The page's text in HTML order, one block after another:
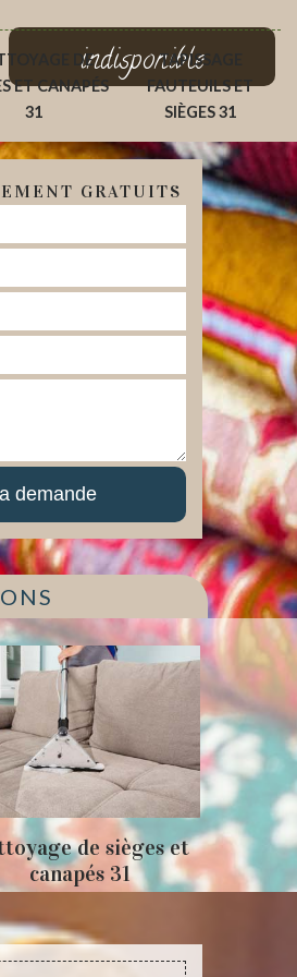
indisponible
DE
ET CANAPÉS
31
TAPISSAGE
FAUTEUILS ET
SIÈGES 31
GRATUITS
de sièges et
canapés 31